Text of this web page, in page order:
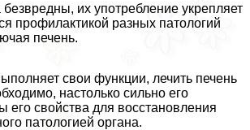
их употрeбление укрепляет
профилактикой разных патологий
печень.
свои функции, лечить печень
настолько сильно его
его свойства для восстановления
патологией органа.